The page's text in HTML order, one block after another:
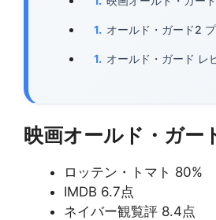
オールド・ガード2
オールド・ガード レ
映画オールド・ガー
ロッテン・トマト 80%
IMDB 6.7点
ネイバー観覧評 8.4点